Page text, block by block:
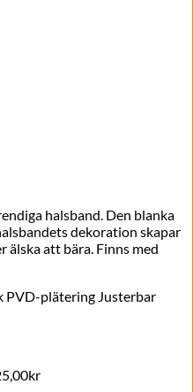
halsband. Den blanka
dekoration skapar
älska att bära. Finns med
PVD-plätering Justerbar
kr